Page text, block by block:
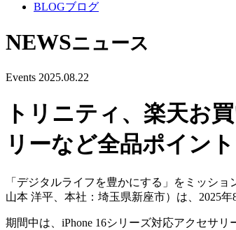
BLOGブログ
NEWSニュース
Events 2025.08.22
トリニティ、楽天お
リーなど全品ポイン
「デジタルライフを豊かにする」をミッシ
山本 洋平、本社：埼玉県新座市）は、2025
期間中は、iPhone 16シリーズ対応アクセサ